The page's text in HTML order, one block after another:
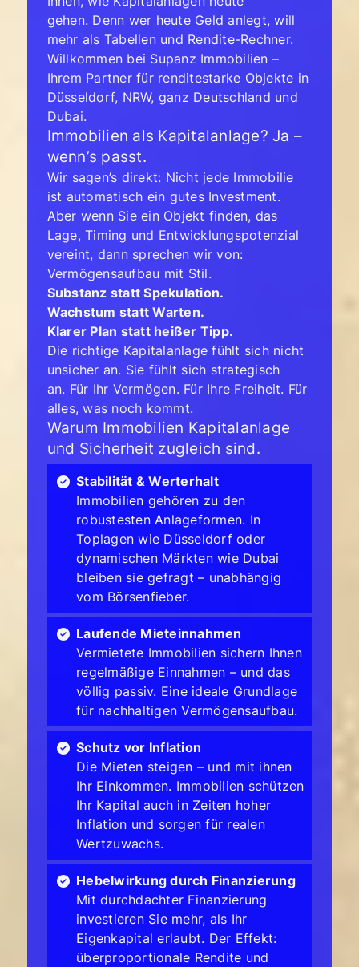
gehen. Denn wer heute Geld anlegt, will
mehr als Tabellen und Rendite-Rechner.
Willkommen bei Supanz Immobilien –
Ihrem Partner für renditestarke Objekte in
Düsseldorf, NRW, ganz Deutschland und
Dubai.
Immobilien als Kapitalanlage? Ja –
wenn’s passt.
Wir sagen’s direkt: Nicht jede Immobilie
ist automatisch ein gutes Investment.
Aber wenn Sie ein Objekt finden, das
Lage, Timing und Entwicklungspotenzial
vereint, dann sprechen wir von:
Vermögensaufbau mit Stil.
Substanz statt Spekulation.
Wachstum statt Warten.
Klarer Plan statt heißer Tipp.
Die richtige Kapitalanlage fühlt sich nicht
unsicher an. Sie fühlt sich strategisch
an. Für Ihr Vermögen. Für Ihre Freiheit. Für
alles, was noch kommt.
Warum Immobilien Kapitalanlage
und Sicherheit zugleich sind.
Stabilität & Werterhalt
Immobilien gehören zu den
robustesten Anlageformen. In
Toplagen wie Düsseldorf oder
dynamischen Märkten wie Dubai
bleiben sie gefragt – unabhängig
vom Börsenfieber.
Laufende Mieteinnahmen
Vermietete Immobilien sichern Ihnen
regelmäßige Einnahmen – und das
völlig passiv. Eine ideale Grundlage
für nachhaltigen Vermögensaufbau.
Schutz vor Inflation
Die Mieten steigen – und mit ihnen
Ihr Einkommen. Immobilien schützen
Ihr Kapital auch in Zeiten hoher
Inflation und sorgen für realen
Wertzuwachs.
Hebelwirkung durch Finanzierung
Mit durchdachter Finanzierung
investieren Sie mehr, als Ihr
Eigenkapital erlaubt. Der Effekt:
überproportionale Rendite und